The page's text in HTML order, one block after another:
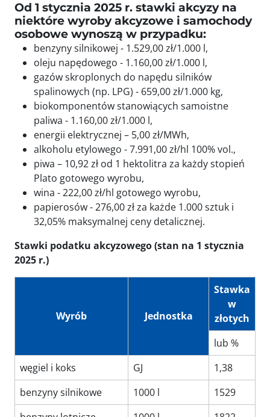
Od 1 stycznia 2025 r. stawki akcyzy na
niektóre wyroby akcyzowe i samochody
osobowe wynoszą w przypadku:
benzyny silnikowej - 1.529,00 zł/1.000 l,
oleju napędowego - 1.160,00 zł/1.000 l,
gazów skroplonych do napędu silników
spalinowych (np. LPG) - 659,00 zł/1.000 kg,
biokomponentów stanowiących samoistne
paliwa - 1.160,00 zł/1.000 l,
energii elektrycznej – 5,00 zł/MWh,
alkoholu etylowego - 7.991,00 zł/hl 100% vol.,
piwa – 10,92 zł od 1 hektolitra za każdy stopień
Plato gotowego wyrobu,
wina - 222,00 zł/hl gotowego wyrobu,
papierosów - 276,00 zł za każde 1.000 sztuk i
32,05% maksymalnej ceny detalicznej.
Stawki podatku akcyzowego (stan na 1 stycznia
2025 r.)
Wyrób Jednostka
Stawka
w
złotych
lub %
węgiel i koks
GJ
1,38
benzyny silnikowe
1000 l
1529